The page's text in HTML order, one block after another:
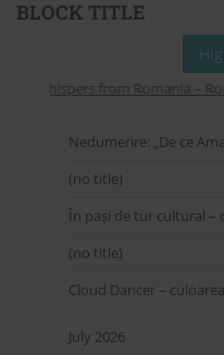
BLOCK TITLE
Whispers from Romania –
Nedumerire: „De ce
(no title)
În pași de tur cultural –
(no title)
Cloud Dancer –
July 2026